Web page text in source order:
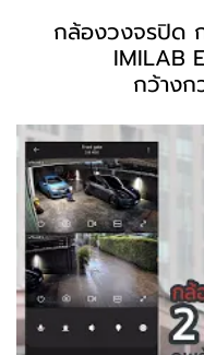
กล้องวงจรปิด
IMILAB
กว้าง